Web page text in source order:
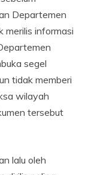
Departemen
merilis informasi
segel
tidak memberi
wilayah
tersebut
lalu oleh